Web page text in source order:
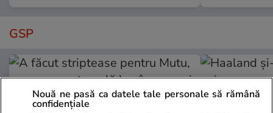
GSP
Nouă ne pasă ca datele tale personale să rămână
confidențiale